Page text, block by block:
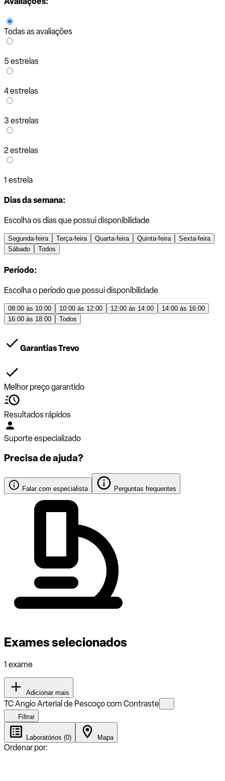
Todas as avaliações
5 estrelas
4 estrelas
3 estrelas
2 estrelas
1 estrela
Dias da semana:
Escolha os dias que possui disponibilidade
Segunda-feira Terça-feira Quarta-feira Quinta-feira
Sexta-feira
Sábado
Todos
Período:
Escolha o período que possui disponibilidade
08:00 às 10:00 10:00 às 12:00 12:00 às 14:00
14:00 às 16:00
16:00 às 18:00
Todos
Garantias Trevo
Melhor preço garantido
Resultados rápidos
Suporte especializado
Precisa de ajuda?
Falar com especialista Perguntas frequentes
Exames selecionados
1 exame
Adicionar mais
TC Angio Arterial de Pescoço com Contraste
Filtrar
Laboratórios (0) Mapa
Ordenar por: